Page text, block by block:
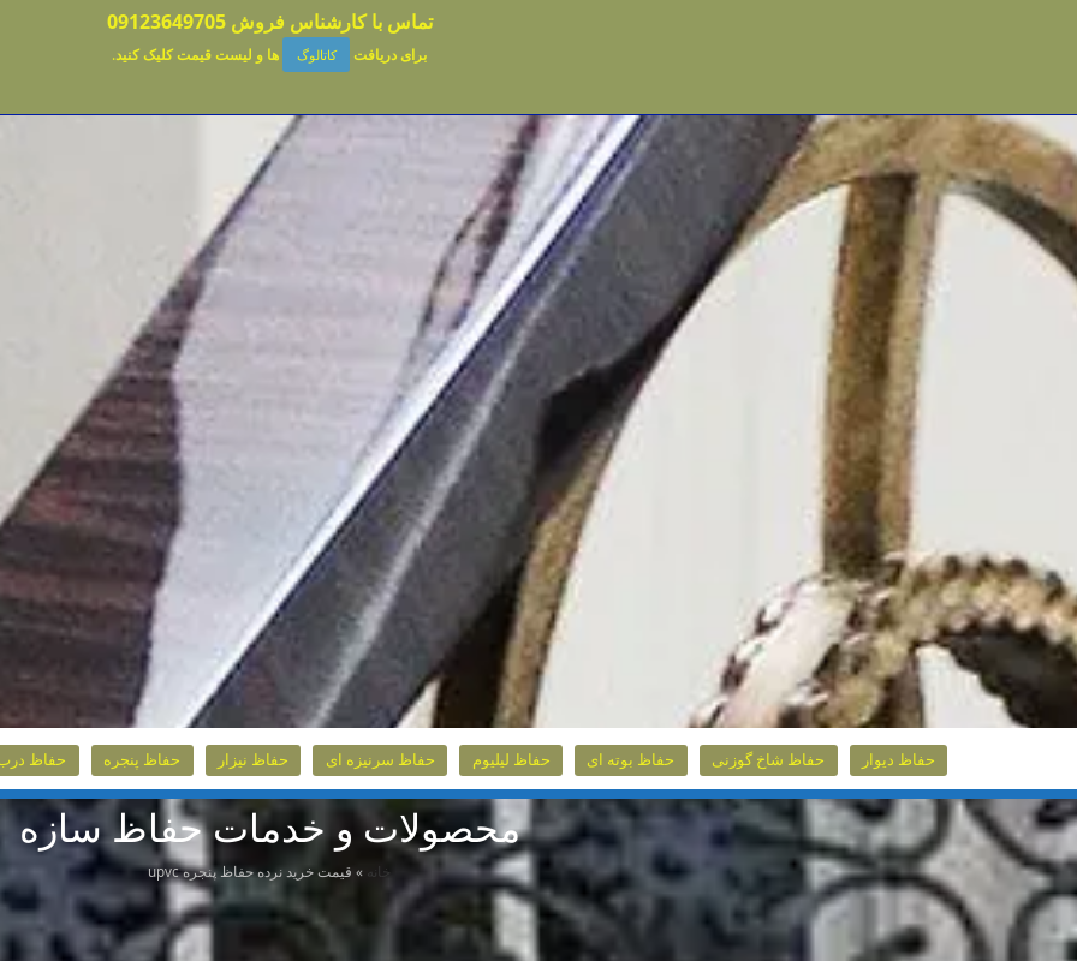
تماس با کارشناس فروش 09123649705
برای دریافت کاتالوگ ها و لیست قیمت کلیک کنید.
حفاظ دیوار حفاظ شاخ گوزنی حفاظ بوته ای حفاظ لیلیوم حفاظ سرنیزه ای حفاظ نیزار حفاظ پنجره حفاظ درب
محصولات و خدمات حفاظ سازه
خانه » قیمت خرید نرده حفاظ پنجره upvc